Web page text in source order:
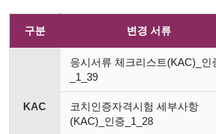
구분 변경 서류
KAC
응시서류 체크리스트(KAC)_인
_1_39
코치인증자격시험 세부사항
(KAC)_인증_1_28